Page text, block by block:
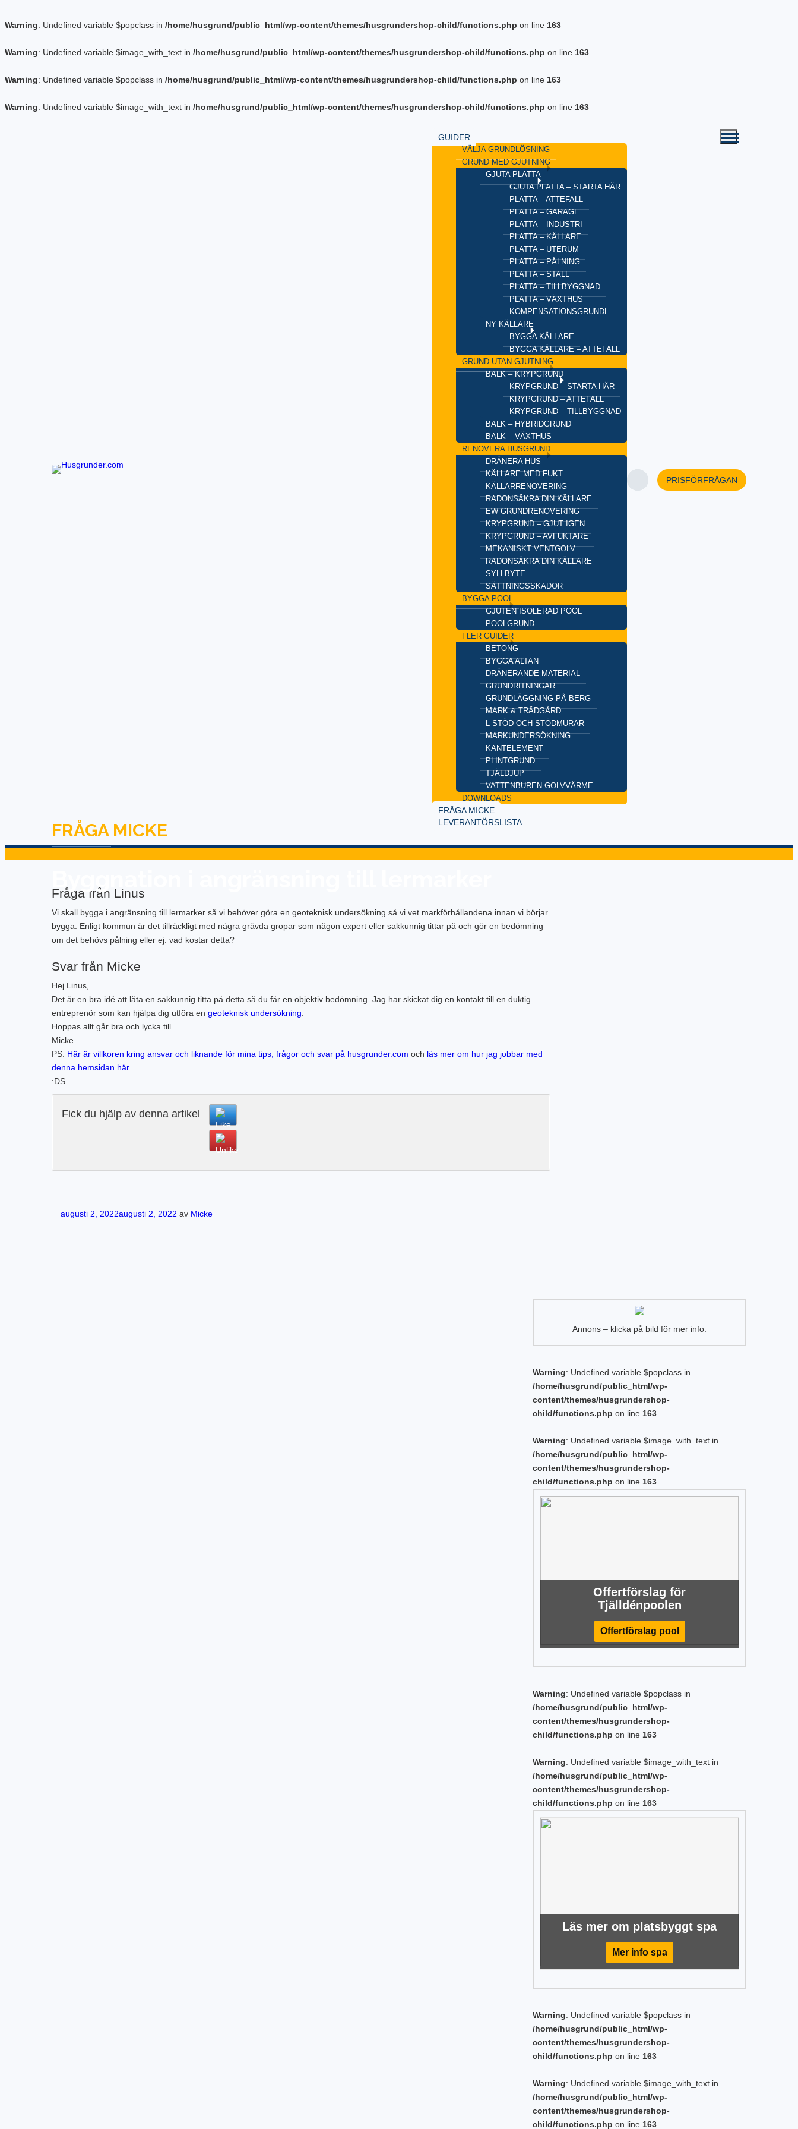
Warning: Undefined variable $popclass in /home/husgrund/public_html/wp-content/themes/husgrundershop-child/functions.php on line 163
Warning: Undefined variable $image_with_text in /home/husgrund/public_html/wp-content/themes/husgrundershop-child/functions.php on line 163
Warning: Undefined variable $popclass in /home/husgrund/public_html/wp-content/themes/husgrundershop-child/functions.php on line 163
Warning: Undefined variable $image_with_text in /home/husgrund/public_html/wp-content/themes/husgrundershop-child/functions.php on line 163
GUIDER
VÄLJA GRUNDLÖSNING
GRUND MED GJUTNING
GJUTA PLATTA
GJUTA PLATTA – STARTA HÄR
PLATTA – ATTEFALL
PLATTA – GARAGE
PLATTA – INDUSTRI
PLATTA – KÄLLARE
PLATTA – UTERUM
PLATTA – PÅLNING
PLATTA – STALL
PLATTA – TILLBYGGNAD
PLATTA – VÄXTHUS
KOMPENSATIONSGRUNDL.
NY KÄLLARE
BYGGA KÄLLARE
BYGGA KÄLLARE – ATTEFALL
GRUND UTAN GJUTNING
BALK – KRYPGRUND
KRYPGRUND – STARTA HÄR
KRYPGRUND – ATTEFALL
KRYPGRUND – TILLBYGGNAD
BALK – HYBRIDGRUND
BALK – VÄXTHUS
RENOVERA HUSGRUND
DRÄNERA HUS
KÄLLARE MED FUKT
KÄLLARRENOVERING
RADONSÄKRA DIN KÄLLARE
EW GRUNDRENOVERING
KRYPGRUND – GJUT IGEN
KRYPGRUND – AVFUKTARE
MEKANISKT VENTGOLV
RADONSÄKRA DIN KÄLLARE
SYLLBYTE
SÄTTNINGSSKADOR
BYGGA POOL
GJUTEN ISOLERAD POOL
POOLGRUND
FLER GUIDER
BETONG
BYGGA ALTAN
DRÄNERANDE MATERIAL
GRUNDRITNINGAR
GRUNDLÄGGNING PÅ BERG
MARK & TRÄDGÅRD
L-STÖD OCH STÖDMURAR
MARKUNDERSÖKNING
KANTELEMENT
PLINTGRUND
TJÄLDJUP
VATTENBUREN GOLVVÄRME
DOWNLOADS
FRÅGA MICKE
LEVERANTÖRSLISTA
PRISFÖRFRÅGAN
FRÅGA MICKE
Fråga från Linus
Vi skall bygga i angränsning till lermarker så vi behöver göra en geoteknisk undersökning så vi vet markförhållandena innan vi börjar
bygga. Enligt kommun är det tillräckligt med några grävda gropar som någon expert eller sakkunnig tittar på och gör en bedömning
om det behövs pålning eller ej. vad kostar detta?
Svar från Micke
Hej Linus,
Det är en bra idé att låta en sakkunnig titta på detta så du får en objektiv bedömning. Jag har skickat dig en kontakt till en duktig
entreprenör som kan hjälpa dig utföra en geoteknisk undersökning
Hoppas allt går bra och lycka till.
Micke
PS: Här är villkoren kring ansvar och liknande för mina tips, frågor och svar på husgrunder.com och läs mer om hur jag jobbar med
denna hemsidan här.
:DS
Fick du hjälp av denna artikel
Publicerat
augusti 2, 2022augusti 2, 2022 av Micke
Annons – klicka på bild för mer info.
Warning: Undefined variable $popclass in
/home/husgrund/public_html/wp-
content/themes/husgrundershop-
child/functions.php on line 163
Warning: Undefined variable $image_with_text in
/home/husgrund/public_html/wp-
content/themes/husgrundershop-
child/functions.php on line 163
Offertförslag för
Tjälldénpoolen
Offertförslag pool
Warning: Undefined variable $popclass in
/home/husgrund/public_html/wp-
content/themes/husgrundershop-
child/functions.php on line 163
Warning: Undefined variable $image_with_text in
/home/husgrund/public_html/wp-
content/themes/husgrundershop-
child/functions.php on line 163
Läs mer om platsbyggt spa
Mer info spa
Warning: Undefined variable $popclass in
/home/husgrund/public_html/wp-
content/themes/husgrundershop-
child/functions.php on line 163
Warning: Undefined variable $image_with_text in
/home/husgrund/public_html/wp-
content/themes/husgrundershop-
child/functions.php on line 163